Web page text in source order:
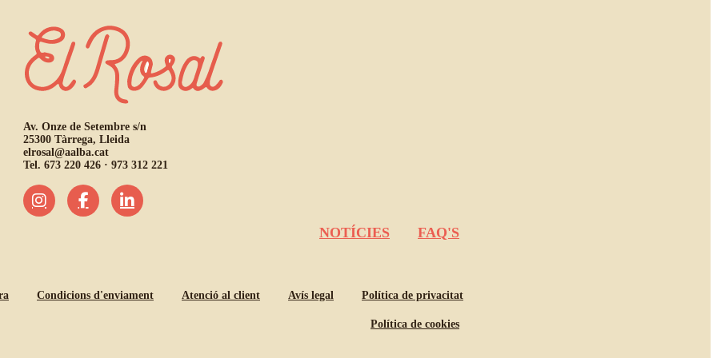
Av. Onze de Setembre s/n
25300 Tàrrega, Lleida
elrosal@aalba.cat
Tel. 673 220 426 · 973 312 221
NOTÍCIES FAQ'S
Condicions d'enviament Atenció al client Avís legal Política de privacitat
Política de cookies